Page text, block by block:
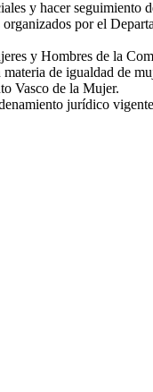
y hacer
por el
y Hombres de la
de igualdad de
Vasco de la Mujer.
jurídico